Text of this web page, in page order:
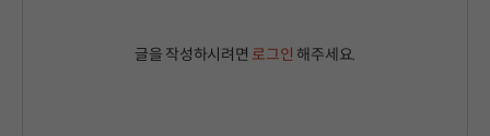
글을 작성하시려면 로그인 해주세요.